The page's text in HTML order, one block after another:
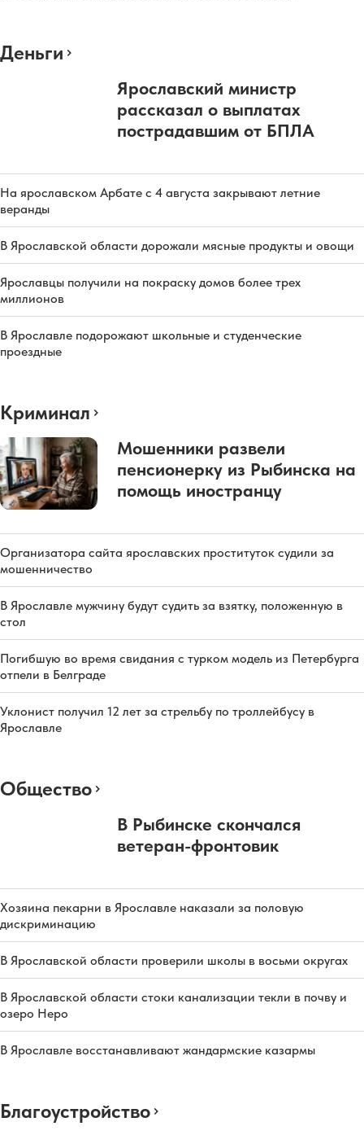
Деньги
Ярославский министр
рассказал о выплатах
пострадавшим от БПЛА
На ярославском Арбате с 4 августа закрывают летние
веранды
В Ярославской области дорожали мясные продукты и овощи
Ярославцы получили на покраску домов более трех
миллионов
В Ярославле подорожают школьные и студенческие
проездные
Криминал
Мошенники развели
пенсионерку из Рыбинска на
помощь иностранцу
Организатора сайта ярославских проституток судили за
мошенничество
В Ярославле мужчину будут судить за взятку, положенную в
стол
Погибшую во время свидания с турком модель из Петербурга
отпели в Белграде
Уклонист получил 12 лет за стрельбу по троллейбусу в
Ярославле
Общество
В Рыбинске скончался
ветеран-фронтовик
Хозяина пекарни в Ярославле наказали за половую
дискриминацию
В Ярославской области проверили школы в восьми округах
В Ярославской области стоки канализации текли в почву и
озеро Неро
В Ярославле восстанавливают жандармские казармы
Благоустройство